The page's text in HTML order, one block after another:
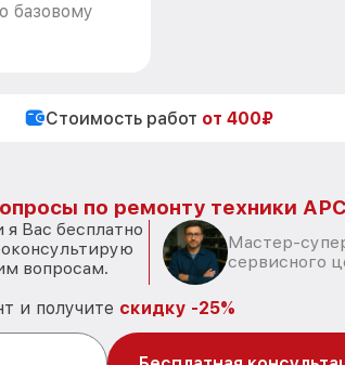
базовому
Стоимость работ от 400₽
по ремонту техники
Вас бесплатно
вопросам.
Мастер-
сервисного
и получите скидку -25%